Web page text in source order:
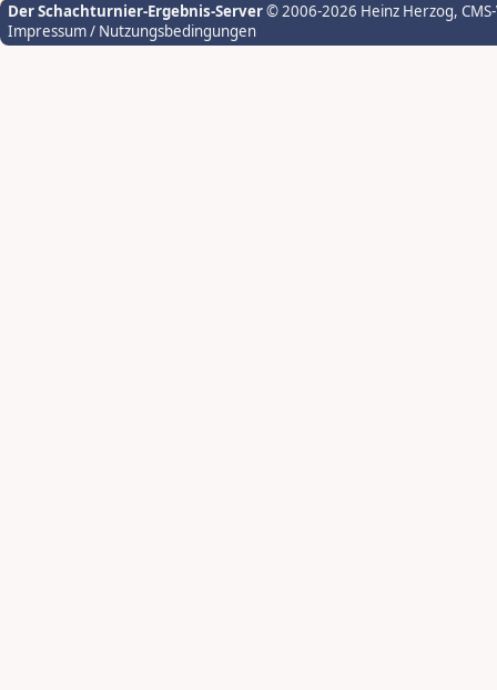
Der Schachturnier-Ergebnis-Server© 2006-2026 Heinz Herzog,
Impressum / Nutzungsbedingungen